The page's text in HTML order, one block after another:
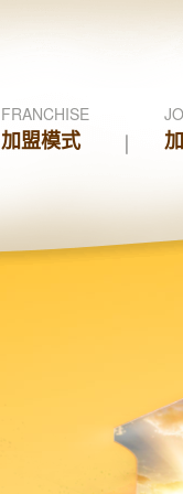
FRANCHISE
加盟模式